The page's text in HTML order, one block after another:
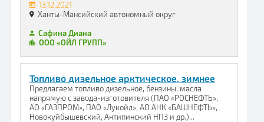
13.12.2021
Ханты-Мансийский автономный округ
Сафина Диана
ООО «ОЙЛ ГРУПП»
Топливо дизельное арктическое, зимнее
Предлагаем топливо дизельное, бензины, масла
напрямую с завода-изготовителя (ПАО «РОСНЕФТЬ»,
АО «ГАЗПРОМ», ПАО «Лукойл», АО АНК «БАШНЕФТЬ»,
Новокуйбышевский, Антипинский НПЗ и др.)...